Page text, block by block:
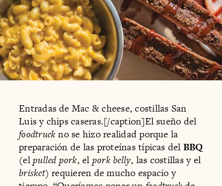
Entradas de Mac & cheese, costillas San
Luis y chips caseras.[/caption]El sueño del
foodtruckno se hizo realidad porque la
preparación de las proteínas típicas del BBQ
(elpulled pork, el pork belly, las costillas y el
brisket) requieren de mucho espacio y